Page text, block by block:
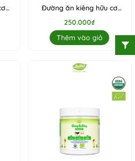
Đường ăn kiêng hữu cơ
250.000₫
Thêm vào giỏ